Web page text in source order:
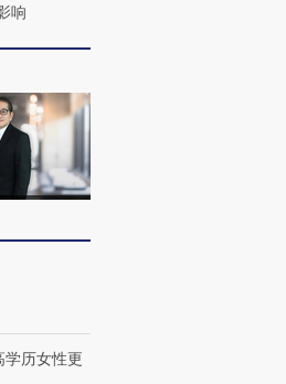
将教
机”？难民潮撕裂西班牙
【商旅对话】华住集团
响
学历女性更